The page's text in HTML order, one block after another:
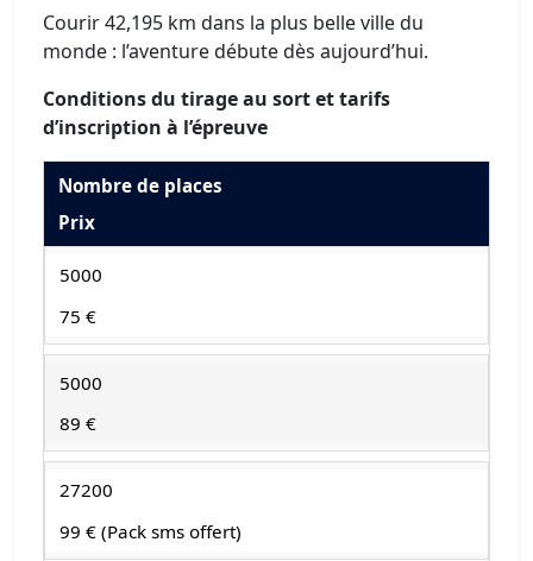
Courir 42,195 km dans la plus belle ville du
monde : l’aventure débute dès aujourd’hui.
Conditions du tirage au sort et tarifs
d’inscription à l’épreuve
Nombre de places
Prix
5000
75 €
5000
89 €
27200
99 € (Pack sms offert)